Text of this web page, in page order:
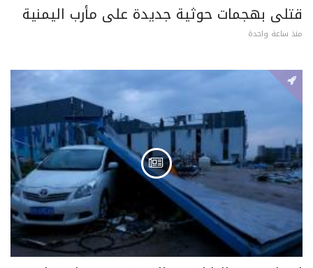
قتلى بهجمات حوثية جديدة على مأرب اليمنية
منذ ساعة واحدة